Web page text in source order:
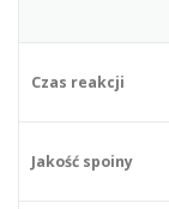
Czas reakcji
Jakość spoiny